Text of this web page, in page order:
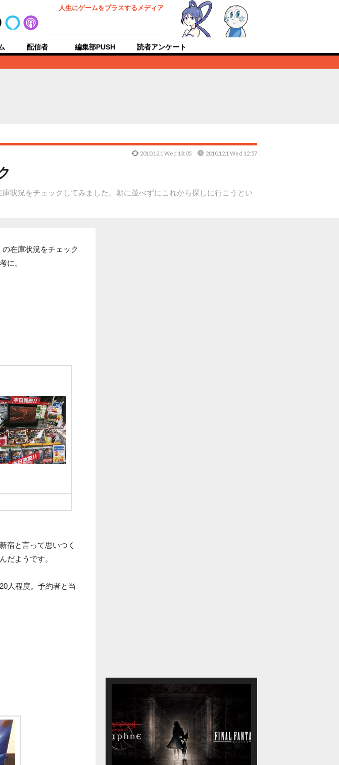
人生にゲームをプラスするメディア
配信者 編集部PUSH 読者アンケート
状況をチェックしてみました。朝に並べずにこれから探しに行こうとい
2010.12.1 Wed 13:05 2010.12.1 Wed 12:57
在庫状況をチェック
に。
宿と言って思いつく
だようです。
人程度。予約者と当